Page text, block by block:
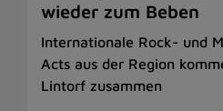
wieder zum Beben
Internationale Rock- und
Acts aus der Region
Lintorf zusammen